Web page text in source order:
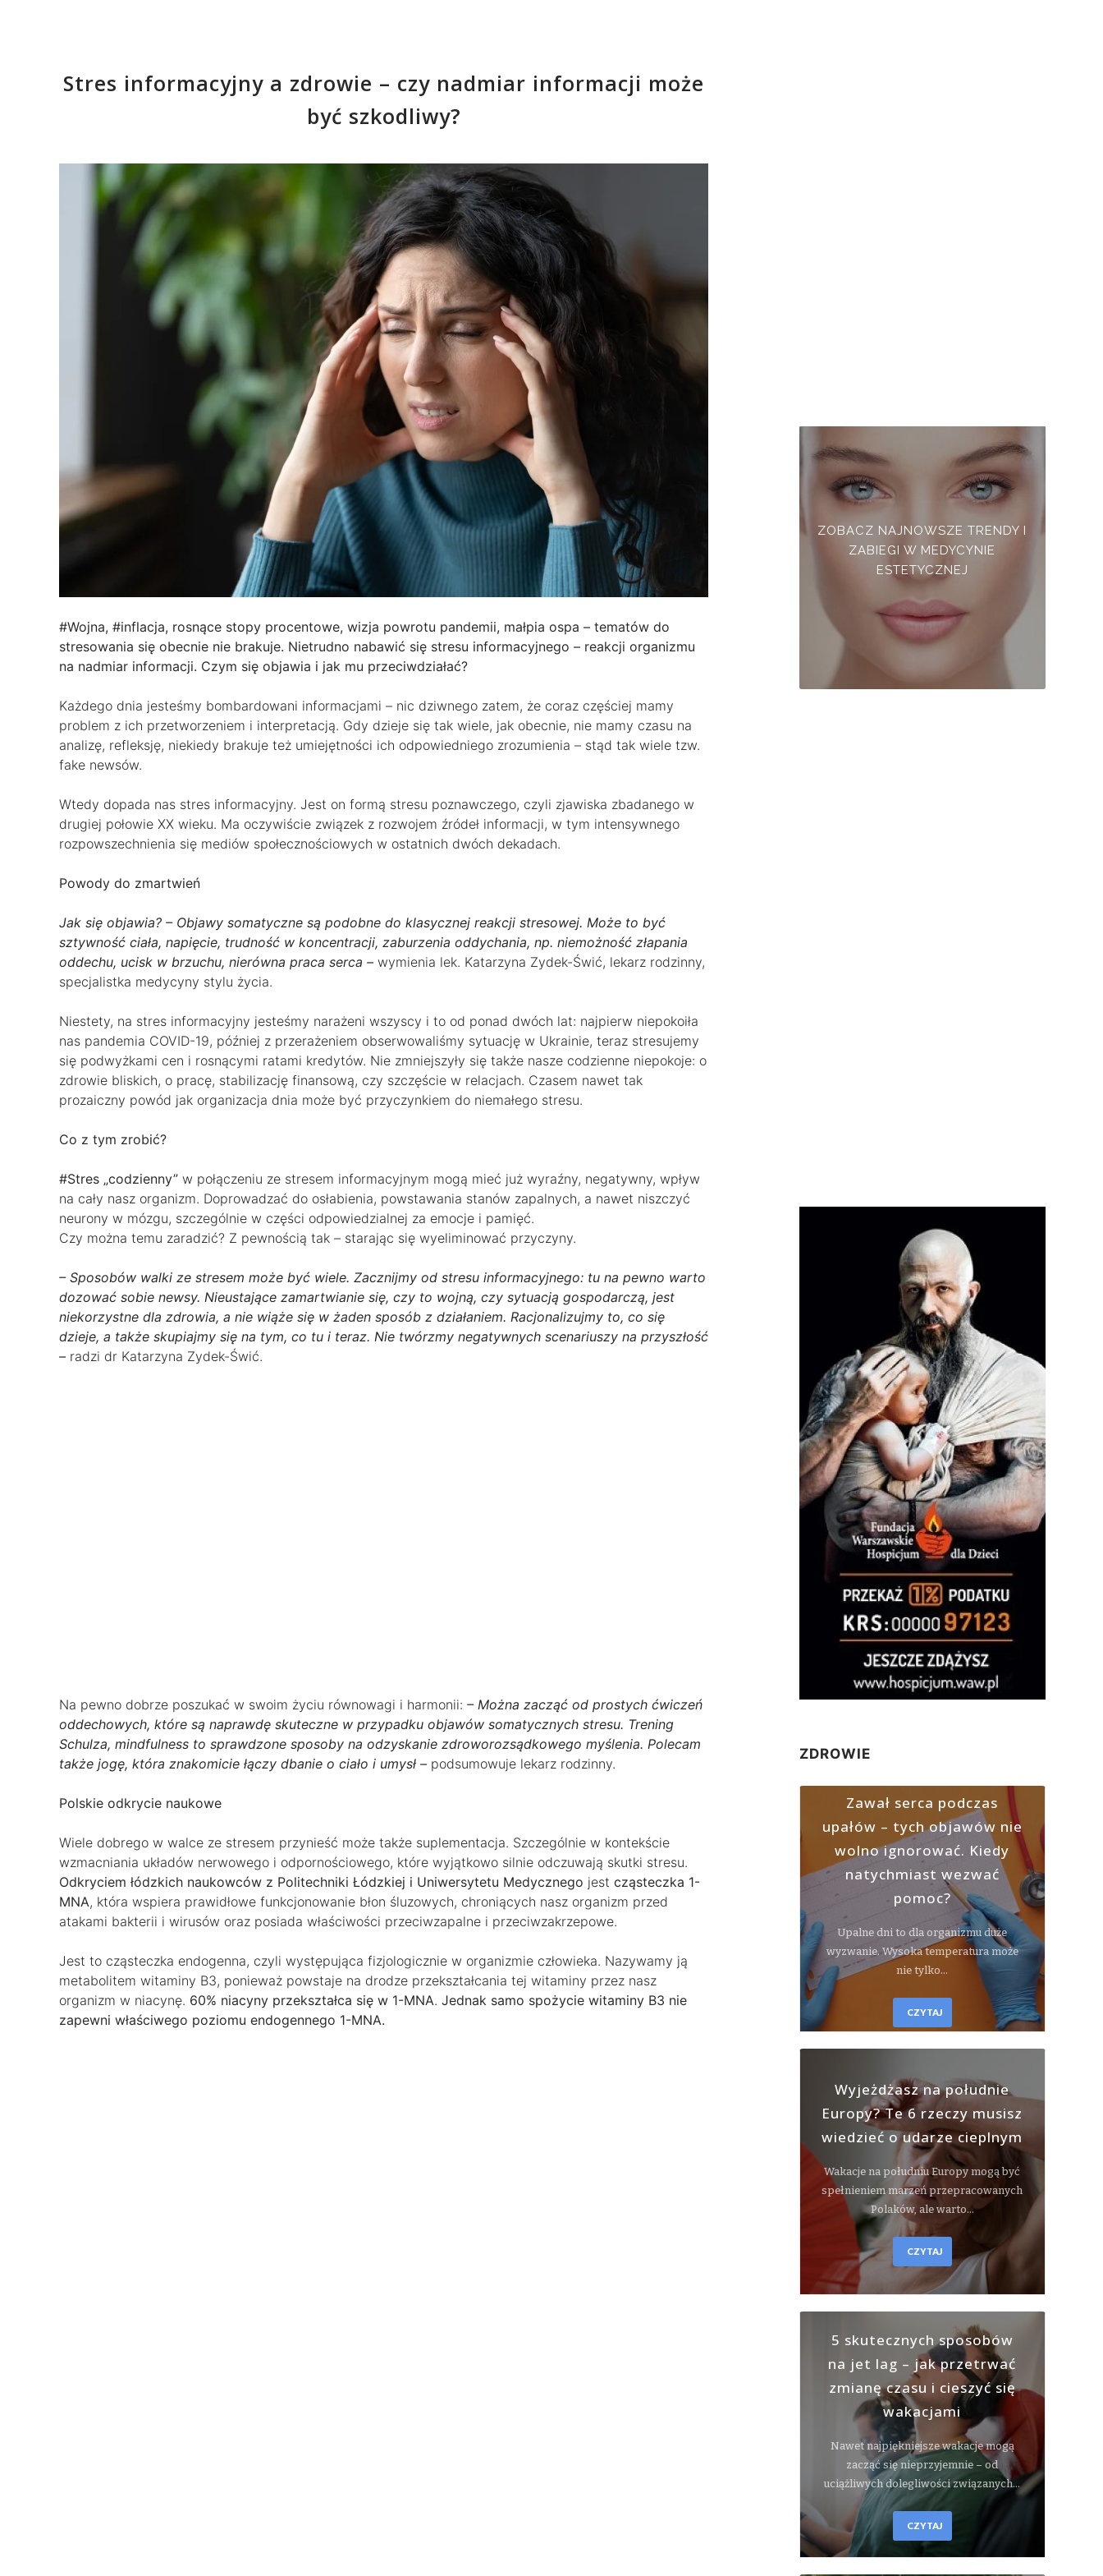
Stres informacyjny a zdrowie – czy nadmiar informacji może
być szkodliwy?
#Wojna, #inflacja, rosnące stopy procentowe, wizja powrotu pandemii, małpia ospa – tematów do
stresowania się obecnie nie brakuje. Nietrudno nabawić się stresu informacyjnego – reakcji organizmu
na nadmiar informacji. Czym się objawia i jak mu przeciwdziałać?
Każdego dnia jesteśmy bombardowani informacjami – nic dziwnego zatem, że coraz częściej mamy
problem z ich przetworzeniem i interpretacją. Gdy dzieje się tak wiele, jak obecnie, nie mamy czasu na
analizę, refleksję, niekiedy brakuje też umiejętności ich odpowiedniego zrozumienia – stąd tak wiele tzw.
fake newsów.
Wtedy dopada nas stres informacyjny. Jest on formą stresu poznawczego, czyli zjawiska zbadanego w
drugiej połowie XX wieku. Ma oczywiście związek z rozwojem źródeł informacji, w tym intensywnego
rozpowszechnienia się mediów społecznościowych w ostatnich dwóch dekadach.
Powody do zmartwień
Jak się objawia? – Objawy somatyczne są podobne do klasycznej reakcji stresowej. Może to być
sztywność ciała, napięcie, trudność w koncentracji, zaburzenia oddychania, np. niemożność złapania
oddechu, ucisk w brzuchu, nierówna praca serca – wymienia lek. Katarzyna Zydek-Świć, lekarz rodzinny,
specjalistka medycyny stylu życia.
Niestety, na stres informacyjny jesteśmy narażeni wszyscy i to od ponad dwóch lat: najpierw niepokoiła
nas pandemia COVID-19, później z przerażeniem obserwowaliśmy sytuację w Ukrainie, teraz stresujemy
się podwyżkami cen i rosnącymi ratami kredytów. Nie zmniejszyły się także nasze codzienne niepokoje: o
zdrowie bliskich, o pracę, stabilizację finansową, czy szczęście w relacjach. Czasem nawet tak
prozaiczny powód jak organizacja dnia może być przyczynkiem do niemałego stresu.
Co z tym zrobić?
#Stres „codzienny” w połączeniu ze stresem informacyjnym mogą mieć już wyraźny, negatywny, wpływ
na cały nasz organizm. Doprowadzać do osłabienia, powstawania stanów zapalnych, a nawet niszczyć
neurony w mózgu, szczególnie w części odpowiedzialnej za emocje i pamięć.
Czy można temu zaradzić? Z pewnością tak – starając się wyeliminować przyczyny.
– Sposobów walki ze stresem może być wiele. Zacznijmy od stresu informacyjnego: tu na pewno warto
dozować sobie newsy. Nieustające zamartwianie się, czy to wojną, czy sytuacją gospodarczą, jest
niekorzystne dla zdrowia, a nie wiąże się w żaden sposób z działaniem. Racjonalizujmy to, co się
dzieje, a także skupiajmy się na tym, co tu i teraz. Nie twórzmy negatywnych scenariuszy na przyszłość
– radzi dr Katarzyna Zydek-Świć.
Na pewno dobrze poszukać w swoim życiu równowagi i harmonii: – Można zacząć od prostych ćwiczeń
oddechowych, które są naprawdę skuteczne w przypadku objawów somatycznych stresu. Trening
Schulza, mindfulness to sprawdzone sposoby na odzyskanie zdroworozsądkowego myślenia. Polecam
także jogę, która znakomicie łączy dbanie o ciało i umysł – podsumowuje lekarz rodzinny.
Polskie odkrycie naukowe
Wiele dobrego w walce ze stresem przynieść może także suplementacja. Szczególnie w kontekście
wzmacniania układów nerwowego i odpornościowego, które wyjątkowo silnie odczuwają skutki stresu.
Odkryciem łódzkich naukowców z Politechniki Łódzkiej i Uniwersytetu Medycznego jest cząsteczka 1-
MNA, która wspiera prawidłowe funkcjonowanie błon śluzowych, chroniących nasz organizm przed
atakami bakterii i wirusów oraz posiada właściwości przeciwzapalne i przeciwzakrzepowe.
Jest to cząsteczka endogenna, czyli występująca fizjologicznie w organizmie człowieka. Nazywamy ją
metabolitem witaminy B3, ponieważ powstaje na drodze przekształcania tej witaminy przez nasz
organizm w niacynę. 60% niacyny przekształca się w 1-MNA. Jednak samo spożycie witaminy B3 nie
zapewni właściwego poziomu endogennego 1-MNA.
ZOBACZ NAJNOWSZE TRENDY I
ZABIEGI W MEDYCYNIE
ESTETYCZNEJ
ZDROWIE
Zawał serca podczas
upałów – tych objawów nie
wolno ignorować. Kiedy
natychmiast wezwać
pomoc?
Upalne dni to dla organizmu duże
wyzwanie. Wysoka temperatura może
nie tylko…
CZYTAJ
Wyjeżdżasz na południe
Europy? Te 6 rzeczy musisz
wiedzieć o udarze cieplnym
Wakacje na południu Europy mogą być
spełnieniem marzeń przepracowanych
Polaków, ale warto…
CZYTAJ
5 skutecznych sposobów
na jet lag – jak przetrwać
zmianę czasu i cieszyć się
wakacjami
Nawet najpiękniejsze wakacje mogą
zacząć się nieprzyjemnie – od
uciążliwych dolegliwości związanych…
CZYTAJ